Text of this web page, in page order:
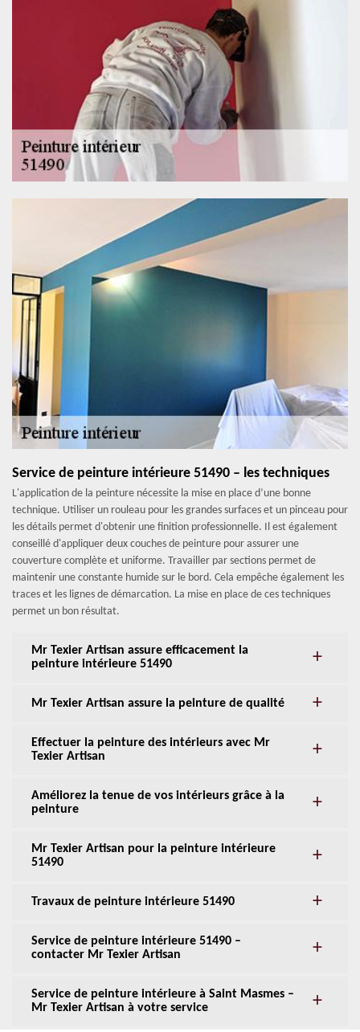
Service de peinture intérieure 51490 – les techniques
L'application de la peinture nécessite la mise en place d’une bonne
technique. Utiliser un rouleau pour les grandes surfaces et un pinceau pour
les détails permet d'obtenir une finition professionnelle. Il est également
conseillé d'appliquer deux couches de peinture pour assurer une
couverture complète et uniforme. Travailler par sections permet de
maintenir une constante humide sur le bord. Cela empêche également les
traces et les lignes de démarcation. La mise en place de ces techniques
permet un bon résultat.
Mr Texier Artisan assure efficacement la
peinture intérieure 51490
Mr Texier Artisan assure la peinture de qualité
Effectuer la peinture des intérieurs avec Mr
Texier Artisan
Améliorez la tenue de vos intérieurs grâce à la
peinture
Mr Texier Artisan pour la peinture intérieure
51490
Travaux de peinture intérieure 51490
Service de peinture intérieure 51490 –
contacter Mr Texier Artisan
Service de peinture intérieure à Saint Masmes –
Mr Texier Artisan à votre service